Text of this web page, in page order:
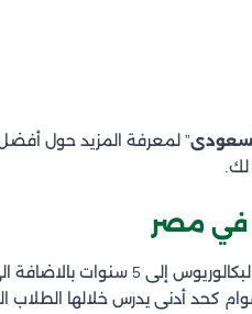
” لمعرفة المزيد حول
لك.
في مصر
تصل مدة دراسة تخصصات الصيدلة الإكلينيكية في مصر في مرحلة البكالوريوس
أما بالنسبة لمرحلة الدراسات العليا تتراوح ما بين عامين إلى 3 أعوام كحد أدنى يدرس